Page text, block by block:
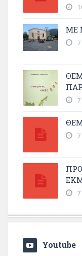
ΜΕ
Youtube